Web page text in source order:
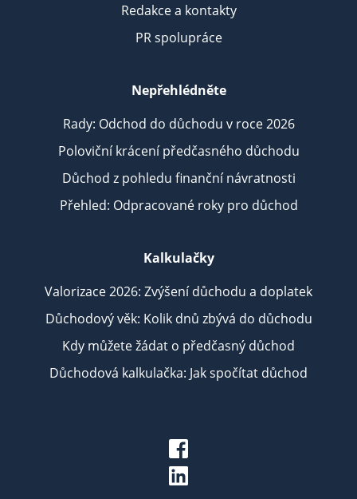
Redakce a kontakty
PR spolupráce
Nepřehlédněte
Rady: Odchod do důchodu v roce 2026
Poloviční krácení předčasného důchodu
Důchod z pohledu finanční návratnosti
Přehled: Odpracované roky pro důchod
Kalkulačky
Valorizace 2026: Zvýšení důchodu a doplatek
Důchodový věk: Kolik dnů zbývá do důchodu
Kdy můžete žádat o předčasný důchod
Důchodová kalkulačka: Jak spočítat důchod